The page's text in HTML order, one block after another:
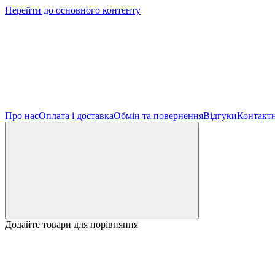
Перейти до основного контенту
Про насОплата і доставкаОбмін та поверненняВідгуки
Додайте товари для порівняння